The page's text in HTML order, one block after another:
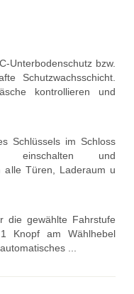
Unterbodenschutz bzw.
Schutzwachsschicht.
kontrollieren und
Schlüssels im Schloss
einschalten und
alle Türen, Laderaum u
gewählte Fahrstufe
Knopf am Wählhebel
...